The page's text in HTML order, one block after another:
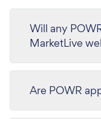
Will any
MarketLive
Are POWR